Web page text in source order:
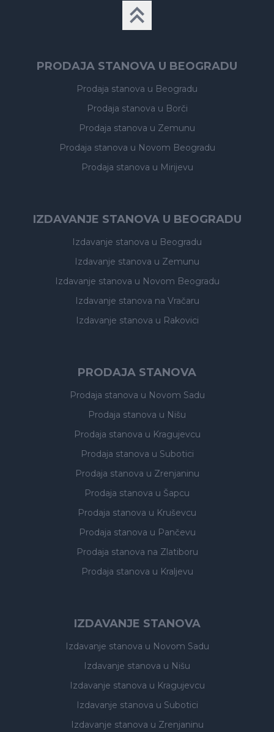
PRODAJA STANOVA U BEOGRADU
Prodaja stanova u Beogradu
Prodaja stanova u Borči
Prodaja stanova u Zemunu
Prodaja stanova u Novom Beogradu
Prodaja stanova u Mirijevu
IZDAVANJE STANOVA U BEOGRADU
Izdavanje stanova u Beogradu
Izdavanje stanova u Zemunu
Izdavanje stanova u Novom Beogradu
Izdavanje stanova na Vračaru
Izdavanje stanova u Rakovici
PRODAJA STANOVA
Prodaja stanova u Novom Sadu
Prodaja stanova u Nišu
Prodaja stanova u Kragujevcu
Prodaja stanova u Subotici
Prodaja stanova u Zrenjaninu
Prodaja stanova u Šapcu
Prodaja stanova u Kruševcu
Prodaja stanova u Pančevu
Prodaja stanova na Zlatiboru
Prodaja stanova u Kraljevu
IZDAVANJE STANOVA
Izdavanje stanova u Novom Sadu
Izdavanje stanova u Nišu
Izdavanje stanova u Kragujevcu
Izdavanje stanova u Subotici
Izdavanje stanova u Zrenjaninu